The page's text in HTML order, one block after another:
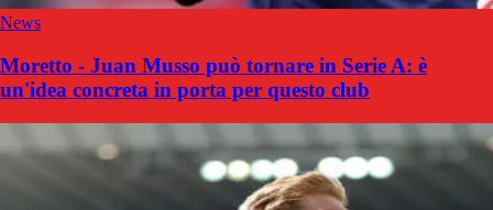
News
Moretto - Juan Musso può tornare in Serie A: è
un'idea concreta in porta per questo club